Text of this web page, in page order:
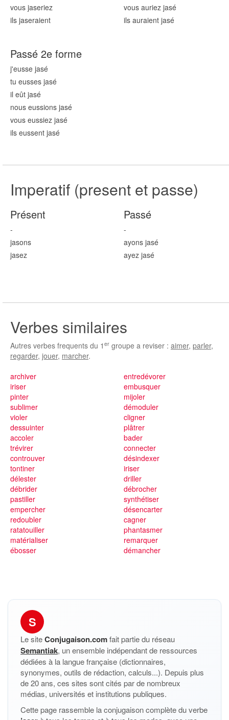
vous jaseriez
ils jaseraient
vous auriez jasé
ils auraient jasé
Passé 2e forme
j'eusse jasé
tu eusses jasé
il eût jasé
nous eussions jasé
vous eussiez jasé
ils eussent jasé
Imperatif (present et passe)
Présent
-
jasons
jasez
Passé
-
ayons jasé
ayez jasé
Verbes similaires
Autres verbes frequents du 1 er groupe a reviser : aimer, parler,
regarder, jouer, marcher.
archiver
iriser
pinter
sublimer
violer
dessuinter
accoler
trévirer
controuver
entredévorer
embusquer
mijoler
démoduler
cligner
plâtrer
bader
connecter
désindexer
tontiner
délester
débrider
pastiller
empercher
redoubler
ratatouiller
matérialiser
ébosser
iriser
driller
débrocher
synthétiser
désencarter
cagner
phantasmer
remarquer
démancher
S
Le siteConjugaison.comfait partie du réseau
Semantiak, un ensemble indépendant de ressources
dédiées à la langue française (dictionnaires,
synonymes, outils de rédaction, calculs...). Depuis plus
de 20 ans, ces sites sont cités par de nombreux
médias, universités et institutions publiques.
Cette page rassemble la conjugaison complète du verbe